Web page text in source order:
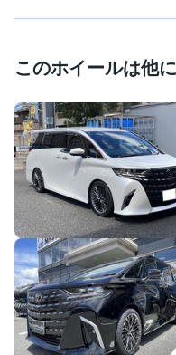
このホイールは他